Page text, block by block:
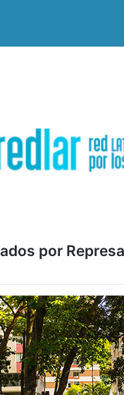
por